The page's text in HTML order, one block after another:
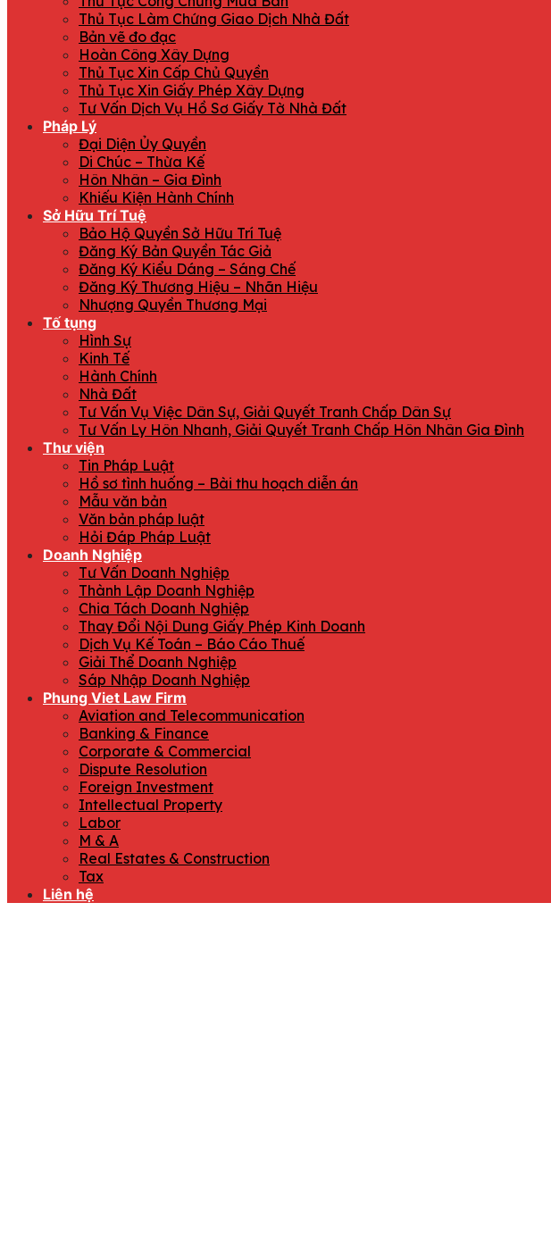
Thủ Tục Làm Chứng Giao Dịch Nhà Đất
Bản vẽ đo đạc
Hoàn Công Xây Dựng
Thủ Tục Xin Cấp Chủ Quyền
Thủ Tục Xin Giấy Phép Xây Dựng
Tư Vấn Dịch Vụ Hồ Sơ Giấy Tờ Nhà Đất
Pháp Lý
Đại Diện Ủy Quyền
Di Chúc – Thừa Kế
Hôn Nhân – Gia Đình
Khiếu Kiện Hành Chính
Sở Hữu Trí Tuệ
Bảo Hộ Quyền Sở Hữu Trí Tuệ
Đăng Ký Bản Quyền Tác Giả
Đăng Ký Kiểu Dáng – Sáng Chế
Đăng Ký Thương Hiệu – Nhãn Hiệu
Nhượng Quyền Thương Mại
Tố tụng
Hình Sự
Kinh Tế
Hành Chính
Nhà Đất
Tư Vấn Vụ Việc Dân Sự, Giải Quyết Tranh Chấp Dân Sự
Tư Vấn Ly Hôn Nhanh, Giải Quyết Tranh Chấp Hôn Nhân Gia Đình
Thư viện
Tin Pháp Luật
Hồ sơ tình huống – Bài thu hoạch diễn án
Mẫu văn bản
Văn bản pháp luật
Hỏi Đáp Pháp Luật
Doanh Nghiệp
Tư Vấn Doanh Nghiệp
Thành Lập Doanh Nghiệp
Chia Tách Doanh Nghiệp
Thay Đổi Nội Dung Giấy Phép Kinh Doanh
Dịch Vụ Kế Toán – Báo Cáo Thuế
Giải Thể Doanh Nghiệp
Sáp Nhập Doanh Nghiệp
Phung Viet Law Firm
Aviation and Telecommunication
Banking & Finance
Corporate & Commercial
Dispute Resolution
Foreign Investment
Intellectual Property
Labor
M & A
Real Estates & Construction
Tax
Liên hệ